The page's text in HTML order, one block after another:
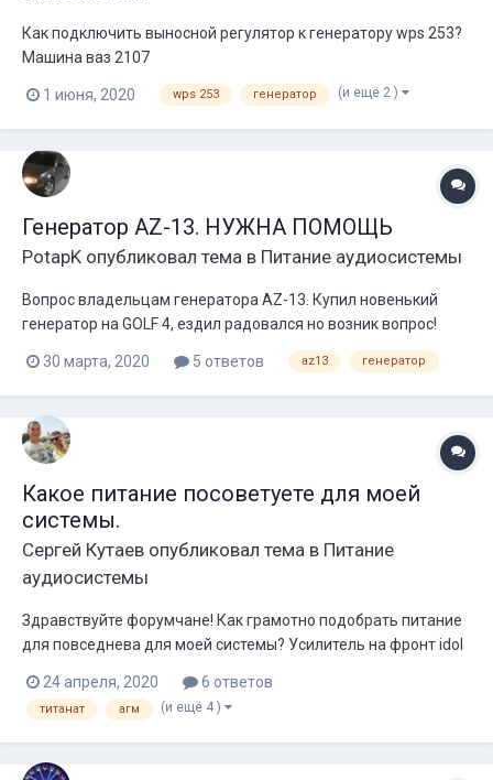
Как подключить выносной регулятор к генератору wps 253?
Машина ваз 2107
1 июня, 2020 wps 253 генератор (и ещё 2 )
Генератор AZ-13. НУЖНА ПОМОЩЬ
PotapK опубликовал тема в Питание аудиосистемы
Вопрос владельцам генератора AZ-13. Купил новенький
генератор на GOLF 4, ездил радовался но возник вопрос!
Когда установил генератор поехал обкатал его, в
последующие дни ездил по городу в теплую погоду, валил и
напряжение было 14.6 при полностью заряженных акумах и
прогретой машиной. Спустя...
30 марта, 2020 5 ответов az13 генератор
Какое питание посоветуете для моей
системы.
Сергей Кутаев опубликовал тема в Питание
аудиосистемы
Здравствуйте форумчане! Как грамотно подобрать питание
для повседнева для моей системы? Усилитель на фронт idol
junior 12, и для твитеров ural bulava. Моя кислота скоро умрёт
и мне надо уже планировать бюджет для питания.
Генератор у меня на 1...
24 апреля, 2020 6 ответов
титанат агм (и ещё 4 )